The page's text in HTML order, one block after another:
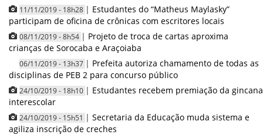
11/11/2019 - 18h28 | Estudantes do “Matheus Maylasky”
participam de oficina de crônicas com escritores locais
08/11/2019 - 8h54 | Projeto de troca de cartas aproxima
crianças de Sorocaba e Araçoiaba
06/11/2019 - 13h37 | Prefeita autoriza chamamento de todas as
disciplinas de PEB 2 para concurso público
24/10/2019 - 18h10 | Estudantes recebem premiação da gincana
interescolar
24/10/2019 - 15h51 | Secretaria da Educação muda sistema e
agiliza inscrição de creches